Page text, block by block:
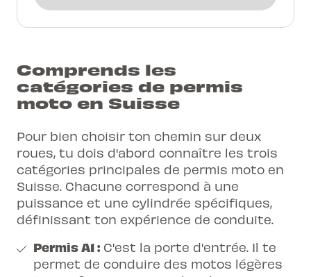
Comprends les
catégories de permis
moto en Suisse
Pour bien choisir ton chemin sur deux
roues, tu dois d'abord connaître les trois
catégories principales de permis moto en
Suisse. Chacune correspond à une
puissance et une cylindrée spécifiques,
définissant ton expérience de conduite.
Permis A1 : C'est la porte d'entrée. Il te
permet de conduire des motos légères